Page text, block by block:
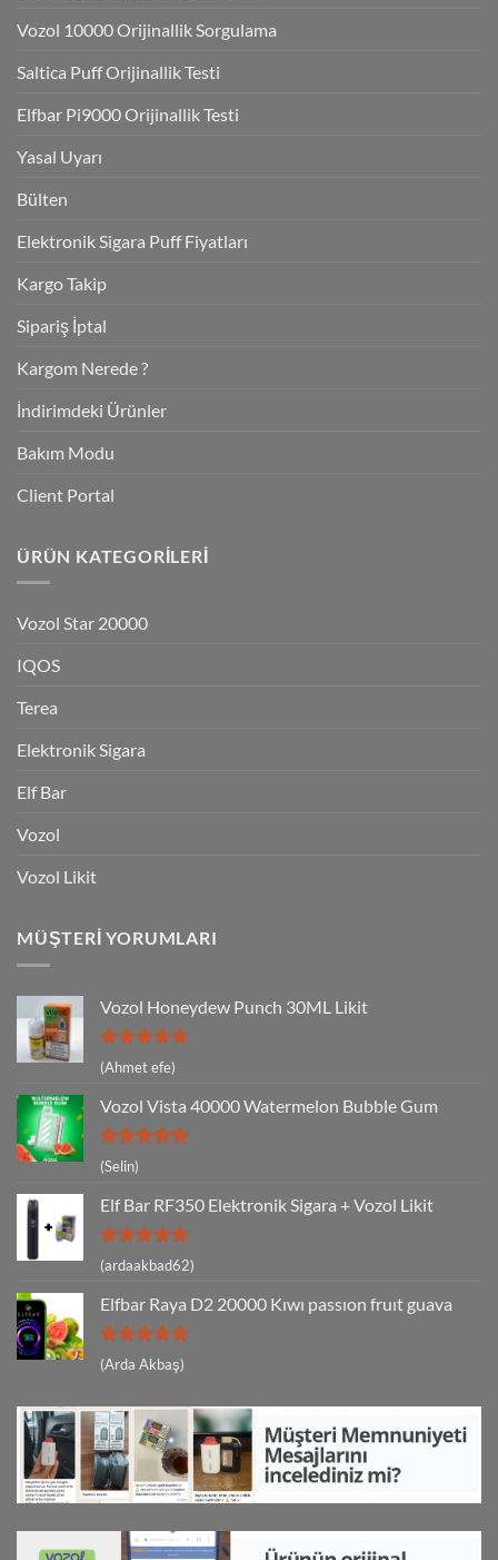
Vozol 10000 Orijinallik Sorgulama
Saltica Puff Orijinallik Testi
Elfbar Pi9000 Orijinallik Testi
Yasal Uyarı
Bülten
Elektronik Sigara Puff Fiyatları
Kargo Takip
Sipariş İptal
Kargom Nerede ?
İndirimdeki Ürünler
Bakım Modu
Client Portal
ÜRÜN KATEGORILERI
Vozol Star 20000
IQOS
Terea
Elektronik Sigara
Elf Bar
Vozol
Vozol Likit
MÜŞTERI YORUMLARI
Vozol Honeydew Punch 30ML Likit
5 üzerinden
5
(Ahmet efe)
Vozol Vista 40000 Watermelon Bubble Gum
5 üzerinden
5
oy aldı
(Selin)
Elf Bar RF350 Elektronik Sigara + Vozol Likit
5 üzerinden
5
(ardaakbad62)
Elfbar Raya D2 20000 Kıwı passıon fruıt guava
5 üzerinden
5
(Arda Akbaş)